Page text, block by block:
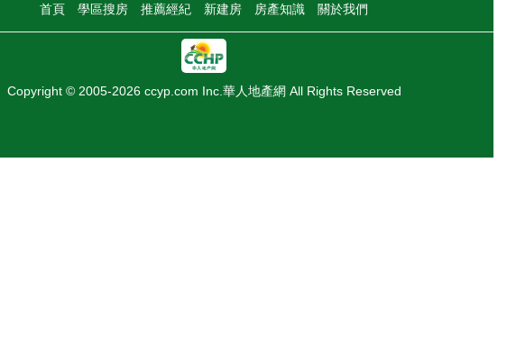
首頁 學區搜房 推薦經紀 新建房 房產知識 關於我們
Copyright © 2005-2026 ccyp.com Inc.華人地產網 All Rights Reserved